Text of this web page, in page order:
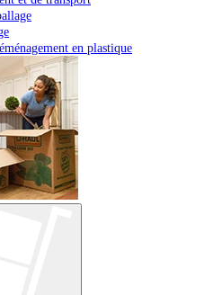
en plastique